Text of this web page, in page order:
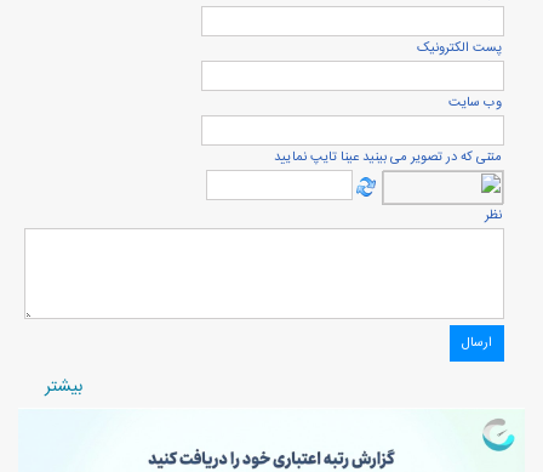
پست الكترونيک
وب سایت
متنی که در تصویر می بینید عینا تایپ نمایید
نظر
بيشتر